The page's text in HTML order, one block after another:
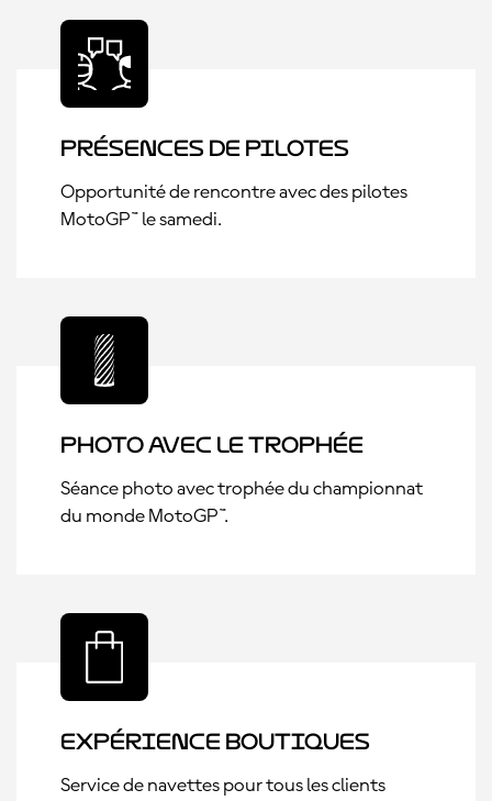
Présences de pilotes
Opportunité de rencontre avec des pilotes
MotoGP™ le samedi.
Photo avec le trophée
Séance photo avec trophée du championnat
du monde MotoGP™.
Expérience boutiques
Service de navettes pour tous les clients